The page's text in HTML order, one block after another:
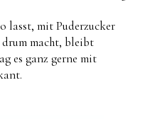
lasst, mit Puderzucker
drum macht, bleibt
es ganz gerne mit